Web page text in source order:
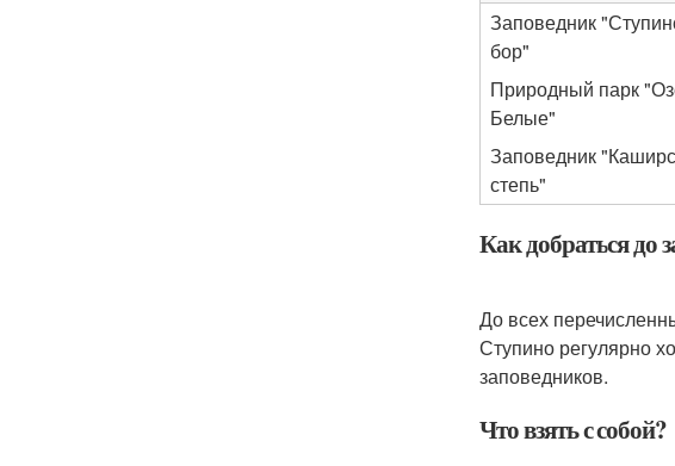
Заповедник
бор"
Природный парк
Белые"
Заповедник
степь"
Как добраться до
До всех
Ступино регулярно
заповедников.
Что взять с собой?